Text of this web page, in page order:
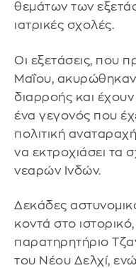
θεμάτων των
ιατρικές σχολές.
Οι εξετάσεις, που
Μαΐου, ακυρώθηκαν
διαρροής και
ένα γεγονός που
πολιτική
να εκτροχιάσει τα
νεαρών Ινδών.
Δεκάδες
κοντά στο
παρατηρητήριο
του Νέου Δελχί,